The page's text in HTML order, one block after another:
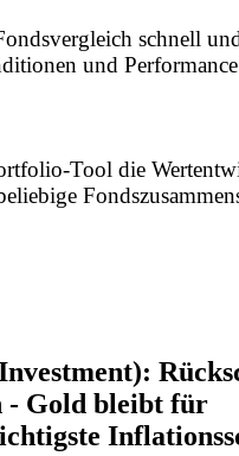
schnell
und
Tool die
- Gold bleibt für